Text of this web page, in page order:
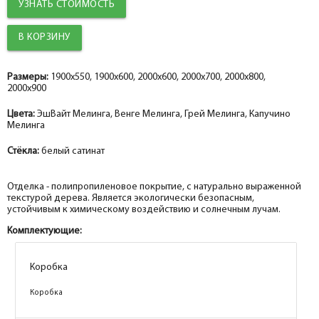
-
-
0 + шт.
Притворная планка PP, грей мелинга 30*8*2070
УЗНАТЬ СТОИМОСТЬ
Размеры: 1900x550, 1900x600, 2000x600, 2000x700, 2000x800,
2000x900
Цвета: ЭшВайт Мелинга, Венге Мелинга, Грей Мелинга, Капучино
Мелинга
Стёкла: белый сатинат
Отделка - полипропиленовое покрытие, с натурально выраженной
текстурой дерева. Является экологически безопасным,
устойчивым к химическому воздействию и солнечным лучам.
Комплектующие:
Коробка
Коробка
Коробка
Коробка
Коробка
Коробка